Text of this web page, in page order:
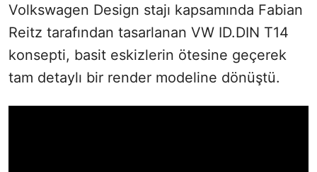
Volkswagen Design stajı kapsamında Fabian
Reitz tarafından tasarlanan VW ID.DIN T14
konsepti, basit eskizlerin ötesine geçerek
tam detaylı bir render modeline dönüştü.